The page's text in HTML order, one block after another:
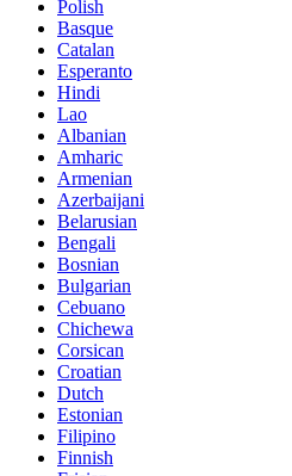
Polish
Basque
Catalan
Esperanto
Hindi
Lao
Albanian
Amharic
Armenian
Azerbaijani
Belarusian
Bengali
Bosnian
Bulgarian
Cebuano
Chichewa
Corsican
Croatian
Dutch
Estonian
Filipino
Finnish